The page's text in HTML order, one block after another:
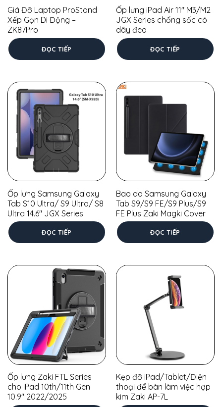
Giá Đỡ Laptop ProStand
Xếp Gọn Di Động –
ZK87Pro
ĐỌC TIẾP
Ốp lưng iPad Air 11″ M3/M2
JGX Series chống sốc có
dây đeo
ĐỌC TIẾP
Ốp lưng Samsung Galaxy
Tab S10 Ultra/ S9 Ultra/ S8
Ultra 14.6″ JGX Series
ĐỌC TIẾP
Bao da Samsung Galaxy
Tab S9/S9 FE/S9 Plus/S9
FE Plus Zaki Magki Cover
ĐỌC TIẾP
Ốp lưng Zaki FTL Series
cho iPad 10th/11th Gen
10.9″ 2022/2025
Kẹp đỡ iPad/Tablet/Điện
thoại để bàn làm việc hợp
kim Zaki AP-7L